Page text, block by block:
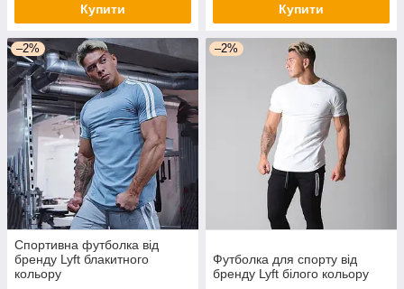
Купити Купити
–2%
Спортивна футболка від
бренду Lyft блакитного
кольору
–2%
Футболка для спорту від
бренду Lyft білого кольору